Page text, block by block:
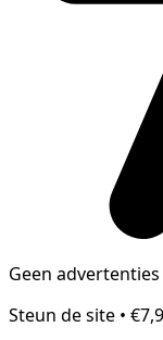
Geen
Steun de site •